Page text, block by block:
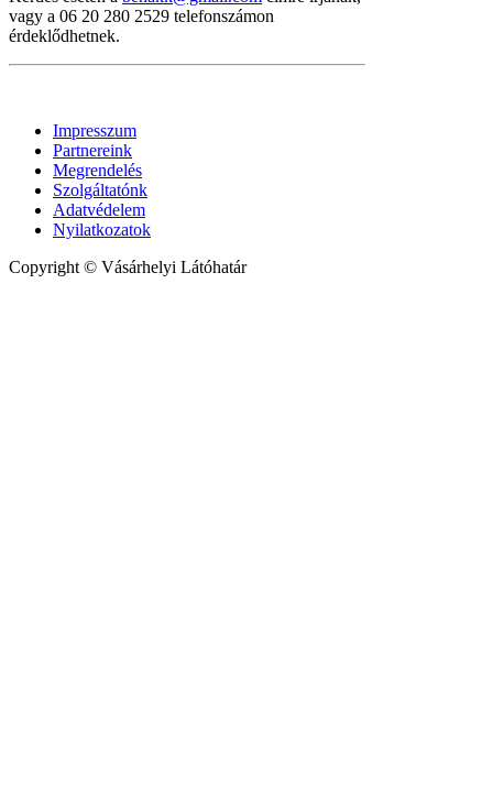
vagy a 06 20 280 2529 telefonszámon
érdeklődhetnek.
Impresszum
Partnereink
Megrendelés
Szolgáltatónk
Adatvédelem
Nyilatkozatok
Copyright © Vásárhelyi Látóhatár